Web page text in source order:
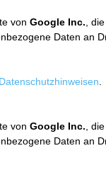
von Google Inc. ,
Daten an
Datenschutzhinweisen
von Google Inc. ,
Daten an